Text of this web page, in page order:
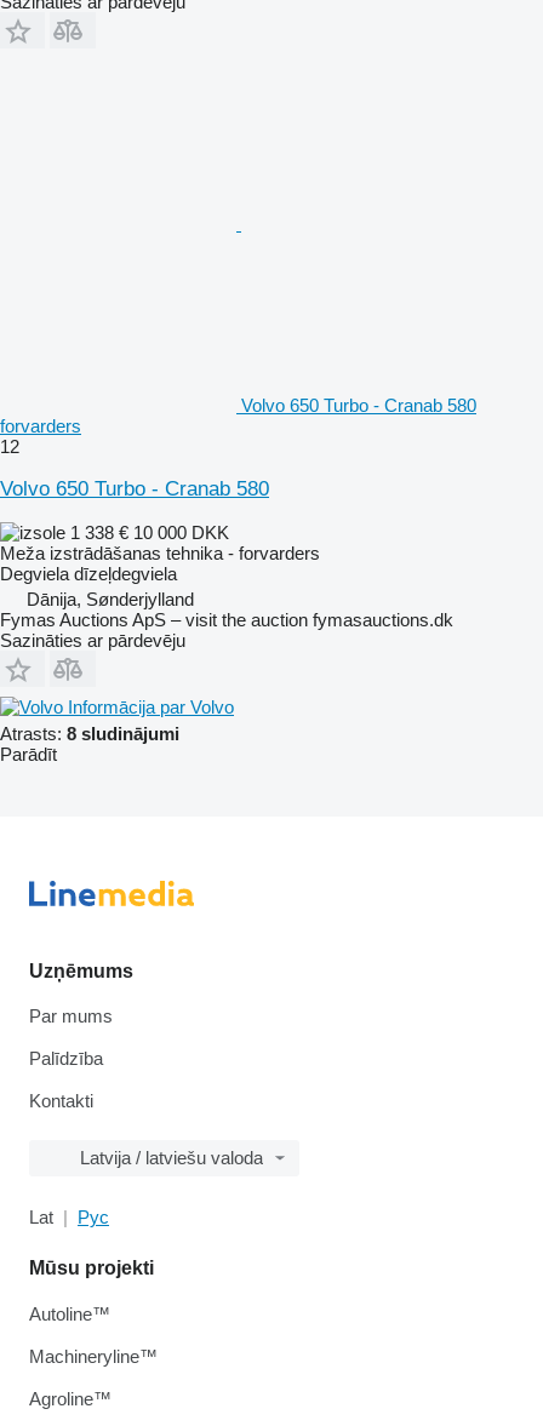
Volvo 650 Turbo - Cranab 580
forvarders
12
Volvo 650 Turbo - Cranab 580
1 338 € 10 000 DKK
Meža izstrādāšanas tehnika - forvarders
Degviela dīzeļdegviela
Dānija, Sønderjylland
Fymas Auctions ApS – visit the auction fymasauctions.dk
Sazināties ar pārdevēju
Informācija par Volvo
Atrasts: 8 sludinājumi
Parādīt
Uzņēmums
Par mums
Palīdzība
Kontakti
Latvija / latviešu valoda
Lat Рус
Mūsu projekti
Autoline™
Machineryline™
Agroline™